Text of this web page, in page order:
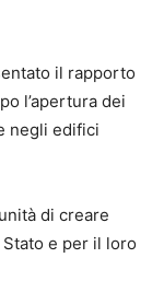
il rapporto
l’apertura dei
negli edifici
di creare
e per il loro